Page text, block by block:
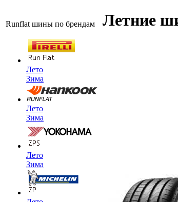
Runflat шины по брендам
Лето
Зима
Лето
Зима
Лето
Зима
Летние